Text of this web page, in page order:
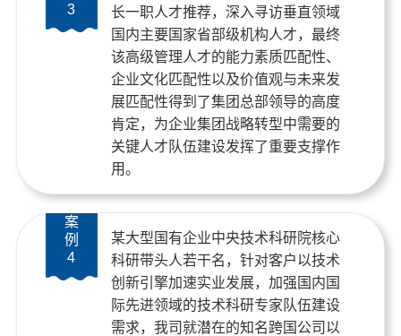
3
长一职人才推荐，深入寻访垂直领域
国内主要国家省部级机构人才，最终
该高级管理人才的能力素质匹配性、
企业文化匹配性以及价值观与未来发
展匹配性得到了集团总部领导的高度
肯定，为企业集团战略转型中需要的
关键人才队伍建设发挥了重要支撑作
用。
案
例
4
某大型国有企业中央技术科研院核心
科研带头人若干名，针对客户以技术
创新引擎加速实业发展，加强国内国
际先进领域的技术科研专家队伍建设
需求，我司就潜在的知名跨国公司以